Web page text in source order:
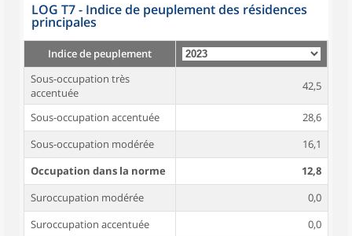
LOG T7 - Indice de peuplement des résidences
principales
Indice de peuplement
Sous-occupation très
accentuée
42,5
Sous-occupation accentuée
28,6
Sous-occupation modérée
16,1
Occupation dans la norme
12,8
Suroccupation modérée
0,0
Suroccupation accentuée
0,0